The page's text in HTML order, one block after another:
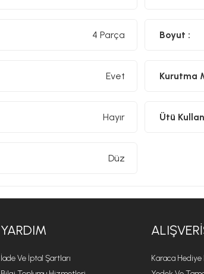
4 Parça Boyut :
Evet Kurutma
Hayır Ütü
Düz
YARDIM
İade Ve İptal Şartları
Karaca Hediye